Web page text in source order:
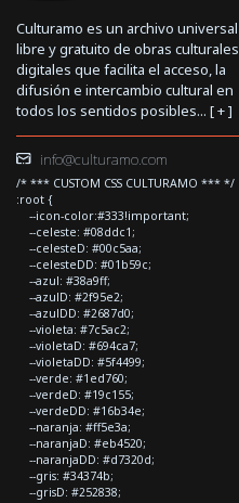
Culturamo es un archivo universal
libre y gratuito de obras culturales
digitales que facilita el acceso, la
difusión e intercambio cultural en
todos los sentidos posibles... [+]
info@culturamo.com
/* *** CUSTOM CSS CULTURAMO *** */
:root {
--icon-color:#333!important;
--celeste: #08ddc1;
--celesteD: #00c5aa;
--celesteDD: #01b59c;
--azul: #38a9ff;
--azulD: #2f95e2;
--azulDD: #2687d0;
--violeta: #7c5ac2;
--violetaD: #694ca7;
--violetaDD: #5f4499;
--verde: #1ed760;
--verdeD: #19c155;
--verdeDD: #16b34e;
--naranja: #ff5e3a;
--naranjaD: #eb4520;
--naranjaDD: #d7320d;
--gris: #34374b;
--grisD: #252838;